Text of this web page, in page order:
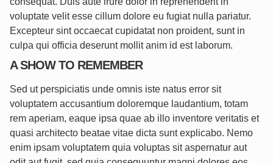
voluptate velit esse cillum dolore eu fugiat nulla pariatur.
Excepteur sint occaecat cupidatat non proident, sunt in
culpa qui officia deserunt mollit anim id est laborum.
A SHOW TO REMEMBER
Sed ut perspiciatis unde omnis iste natus error sit
voluptatem accusantium doloremque laudantium, totam
rem aperiam, eaque ipsa quae ab illo inventore veritatis et
quasi architecto beatae vitae dicta sunt explicabo. Nemo
enim ipsam voluptatem quia voluptas sit aspernatur aut